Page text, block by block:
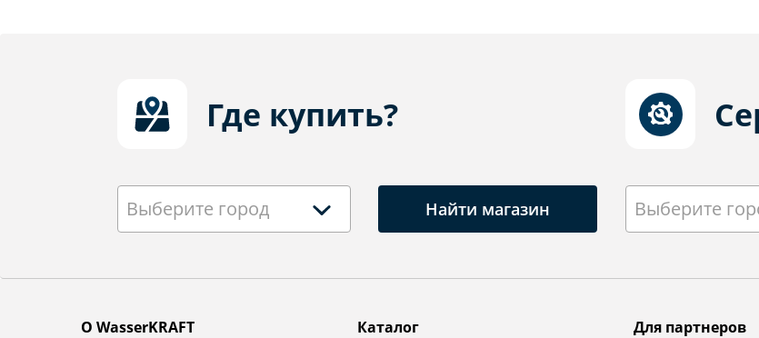
Где купить?
Выберите город Найти магазин Выберите
О WasserKRAFT Каталог Для партнеров